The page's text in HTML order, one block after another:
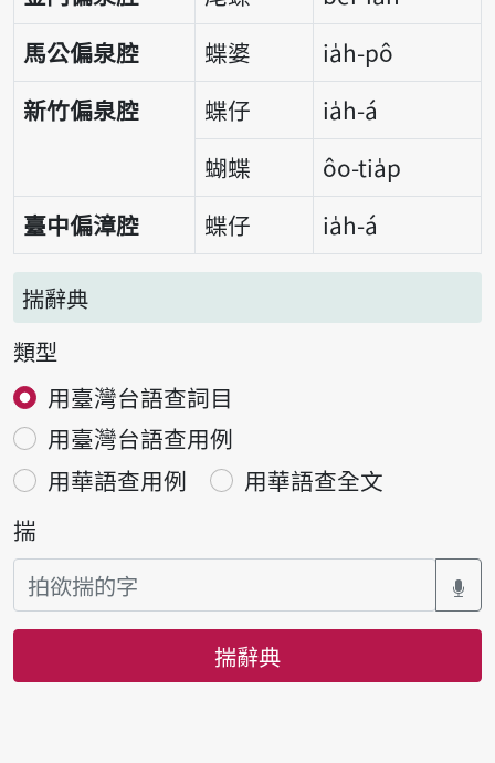
馬公偏泉腔
蝶婆
ia̍h-pô
新竹偏泉腔
蝶仔
ia̍h-á
蝴蝶
ôo-tia̍p
臺中偏漳腔
蝶仔 ia̍h-á
揣辭典
類型
用臺灣台語查詞目
用臺灣台語查用例
用華語查用例
用華語查全文
揣
揣辭典